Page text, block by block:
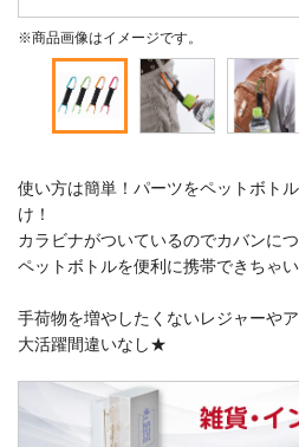
※商品画像はイメージです。
使い方は簡単！パーツをペットボト
け！
カラビナがついているのでカバンに
ペットボトルを便利に携帯できちゃい
手荷物を増やしたくないレジャーや
大活躍間違いなし★